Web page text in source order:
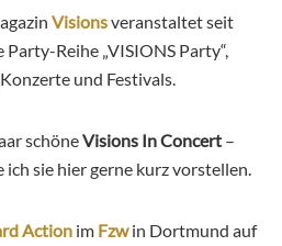
Visionsveranstaltet seit
Reihe „VISIONS Party“,
und Festivals.
schöneVisions In Concert –
sie hier gerne kurz vorstellen.
Action im Fzwin Dortmund auf